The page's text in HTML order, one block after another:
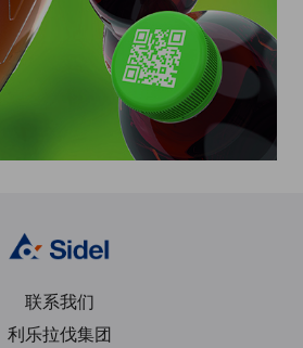
联系我们
利乐拉伐集团